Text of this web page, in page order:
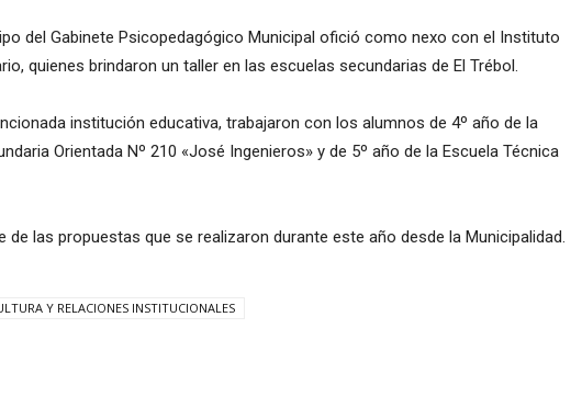
del Gabinete Psicopedagógico Municipal ofició como nexo con el Instituto
quienes brindaron un taller en las escuelas secundarias de El Trébol.
institución educativa, trabajaron con los alumnos de 4º año de la
Orientada Nº 210 «José Ingenieros» y de 5º año de la Escuela Técnica
de las propuestas que se realizaron durante este año desde la Municipalidad.
Y RELACIONES INSTITUCIONALES